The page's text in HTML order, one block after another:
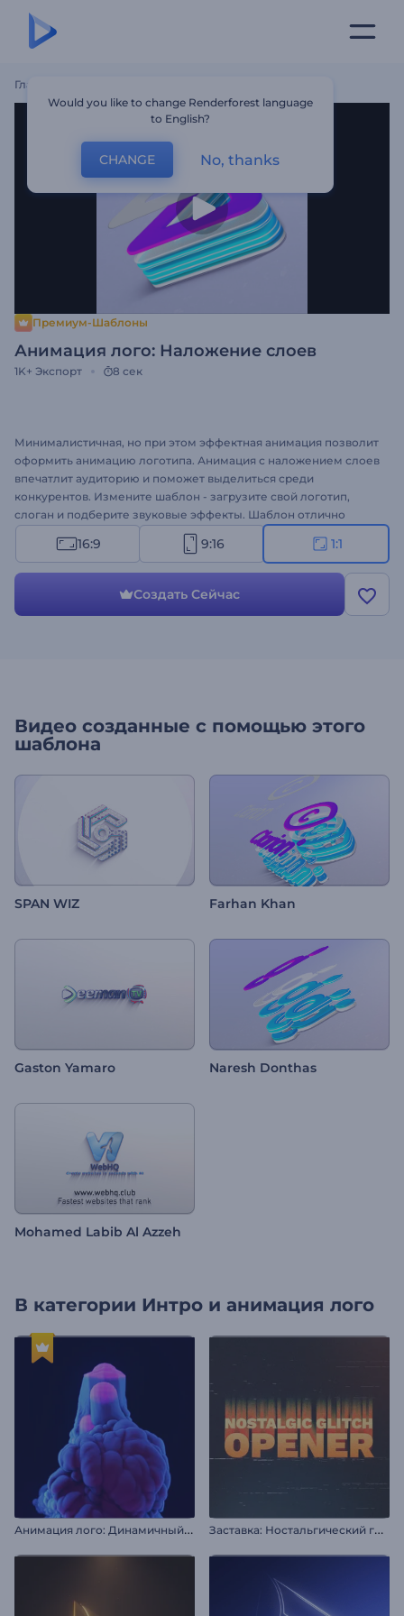
Главная
Премиум-Шаблоны
Анимация лого: Наложение слоев
1K+ Экспорт 8 сек
Минималистичная, но при этом эффектная анимация позволит
оформить анимацию логотипа. Анимация с наложением слоев
впечатлит аудиторию и поможет выделиться среди
конкурентов. Измените шаблон - загрузите свой логотип,
слоган и подберите звуковые эффекты. Шаблон отлично
подходит для оформления интро, конечных заставок,
корпоративных презентаций, промороликов компании,
своего логотипа прямо в браузере!
16:9 9:16 1:1
Создать Сейчас
Видео созданные с помощью этого
шаблона
SPAN WIZ Farhan Khan
Gaston Yamaro Naresh Donthas
Mohamed Labib Al Azzeh
В категории Интро и анимация лого
А
нимация лого: Динамичный взрыв дыма З
аставка: Ностальгический глитч
Would you like to change Renderforest language
to English?
CHANGE No, thanks